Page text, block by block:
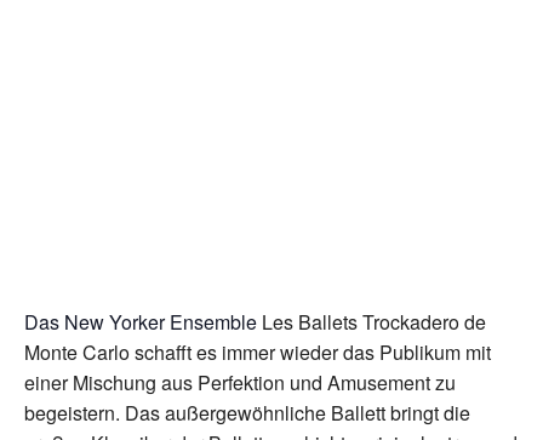
Das New Yorker Ensemble Les Ballets Trockaderode
Monte Carlo schafft es immer wieder das Publikum mit
einer Mischung aus Perfektion und Amusement zu
begeistern. Das außergewöhnliche Ballett bringt die